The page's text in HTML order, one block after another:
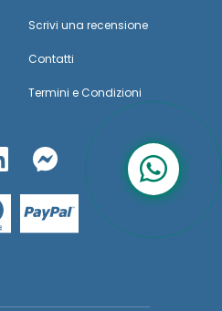
Scrivi una recensione
Contatti
Termini e Condizioni